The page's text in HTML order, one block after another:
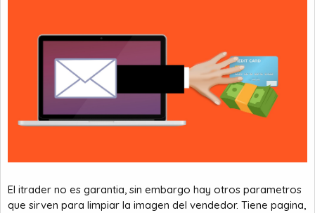
El itrader no es garantia, sin embargo hay otros parametros
que sirven para limpiar la imagen del vendedor. Tiene pagina,